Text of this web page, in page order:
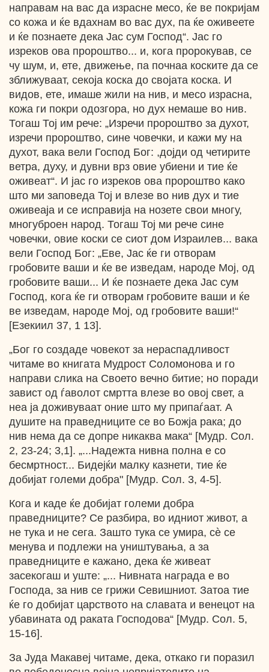
направам на вас да израсне месо, ќе ве покријам
со кожа и ќе вдахнам во вас дух, па ќе оживеете
и ќе познаете дека Јас сум Господ“. Јас го
изреков ова пророштво... и, кога пророкував, се
чу шум, и, ете, движење, па почнаа коските да се
зближуваат, секоја коска до својата коска. И
видов, ете, имаше жили на нив, и месо израсна,
кожа ги покри одозгора, но дух немаше во нив.
Тогаш Тој им рече: „Изречи пророштво за духот,
изречи пророштво, сине човечки, и кажи му на
духот, вака вели Господ Бог: ,дојди од четирите
ветра, духу, и дувни врз овие убиени и тие ќе
оживеат“. И јас го изреков ова пророштво како
што ми заповеда Тој и влезе во нив дух и тие
оживеаја и се исправија на нозете свои многу,
многуброен народ. Тогаш Тој ми рече сине
човечки, овие коски се сиот дом Израилев... вака
вели Господ Бог: „Еве, Јас ќе ги отворам
гробовите ваши и ќе ве изведам, народе Мој, од
гробовите ваши... И ќе познаете дека Јас сум
Господ, кога ќе ги отворам гробовите ваши и ќе
ве изведам, народе Мој, од гробовите ваши!“
[Езекиил 37, 1 13].
„Бог го создаде човекот за нераспадливост
читаме во книгата Мудрост Соломонова и го
направи слика на Своето вечно битие; но поради
завист од ѓаволот смртта влезе во овој свет, а
неа ја доживуваат оние што му припаѓаат. А
душите на праведниците се во Божја рака; до
нив нема да се допре никаква мака“ [Мудр. Сол.
2, 23-24; 3,1]. „...Надежта нивна полна е со
бесмртност... Бидејќи малку казнети, тие ќе
добијат големи добра" [Мудр. Сол. 3, 4-5].
Кога и каде ќе добијат големи добра
праведниците? Се разбира, во идниот живот, а
не тука и не сега. Зашто тука се умира, сѐ се
менува и подлежи на уништувања, а за
праведниците е кажано, дека ќе живеат
засекогаш и уште: „... Нивната награда е во
Господа, за нив се грижи Севишниот. Затоа тие
ќе го добијат царството на славата и венецот на
убавината од раката Господова“ [Мудр. Сол. 5,
15-16].
За Јуда Макавеј читаме, дека, откако ги поразил